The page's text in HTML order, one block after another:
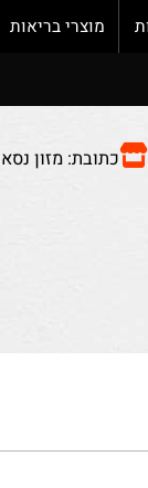
כתובת: מזון
מוצרי בריאות